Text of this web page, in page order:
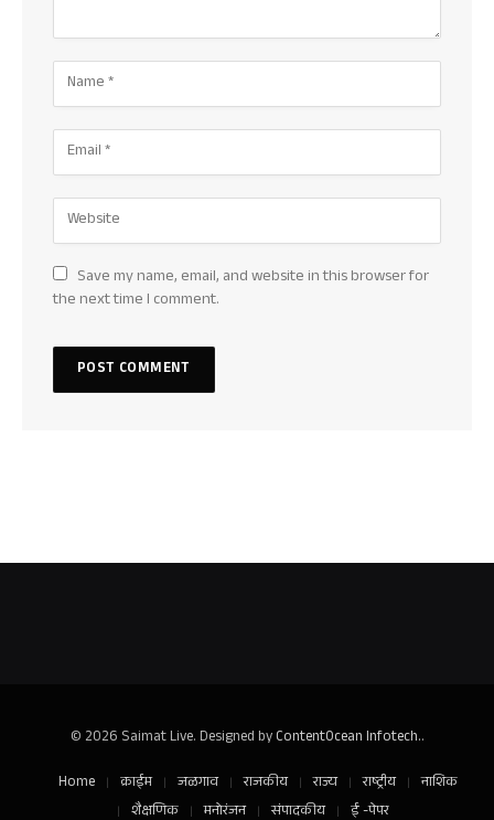
Save my name, email, and website in this browser for
the next time I comment.
© 2026 Saimat Live. Designed byContentOcean Infotech..
Home
क्राईम जळगाव राजकीय राज्य राष्ट्रीय
नाशिक
शैक्षणिक
मनोरंजन संपादकीय ई -पेपर